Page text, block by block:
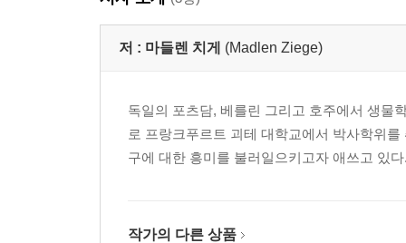
4장 다세포 생물: 버섯과 식물의 언어
5장 다세포 생물: 동물적으로 탁월한 소통
사느냐 죽느냐 | 언제 어디에서 뭐가 튀어나올지
6장 동물이 숲을 떠났을 때
저 : 마들렌 치게 (Madlen Ziege)
독일의 포츠담, 베를린 그리고 호주에서 생물
로 프랑크푸르트 괴테 대학교에서 박사학위
구에 대한 흥미를 불러일으키고자 애쓰고 있
작가의 다른 상품